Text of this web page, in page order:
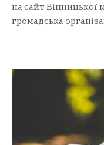
на сайт Вінницької
громадська